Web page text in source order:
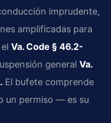
imprudente,
amplificadas para
Va. Code § 46.2-
general Va.
El bufete comprende
un permiso — es su